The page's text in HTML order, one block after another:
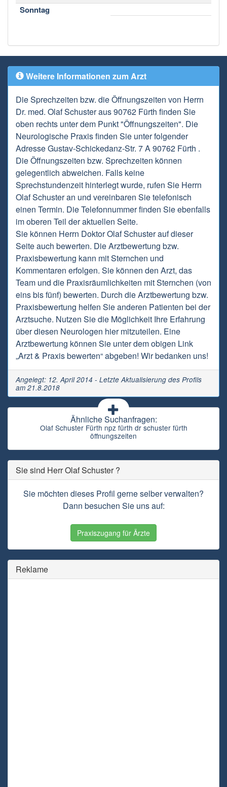
Sonntag
Weitere Informationen zum Arzt
Die Sprechzeiten bzw. die Öffnungszeiten von Herrn
Dr. med. Olaf Schuster aus 90762 Fürth finden Sie
oben rechts unter dem Punkt "Öffnungszeiten". Die
Neurologische Praxis finden Sie unter folgender
Adresse Gustav-Schickedanz-Str. 7 A 90762 Fürth .
Die Öffnungszeiten bzw. Sprechzeiten können
gelegentlich abweichen. Falls keine
Sprechstundenzeit hinterlegt wurde, rufen Sie Herrn
Olaf Schuster an und vereinbaren Sie telefonisch
einen Termin. Die Telefonnummer finden Sie ebenfalls
im oberen Teil der aktuellen Seite.
Sie können Herrn Doktor Olaf Schuster auf dieser
Seite auch bewerten. Die Arztbewertung bzw.
Praxisbewertung kann mit Sternchen und
Kommentaren erfolgen. Sie können den Arzt, das
Team und die Praxisräumlichkeiten mit Sternchen (von
eins bis fünf) bewerten. Durch die Arztbewertung bzw.
Praxisbewertung helfen Sie anderen Patienten bei der
Arztsuche. Nutzen Sie die Möglichkeit Ihre Erfahrung
über diesen Neurologen hier mitzuteilen. Eine
Arztbewertung können Sie unter dem obigen Link
„Arzt & Praxis bewerten“ abgeben! Wir bedanken uns!
Angelegt: 12. April 2014 - Letzte Aktualisierung des Profils
am 21.8.2018
Ähnliche Suchanfragen:
Olaf Schuster Fürth npz fürth dr schuster fürth
öffnungszeiten
Sie sind Herr Olaf Schuster ?
Sie möchten dieses Profil gerne selber verwalten?
Dann besuchen Sie uns auf:
Praxiszugang für Ärzte
Reklame